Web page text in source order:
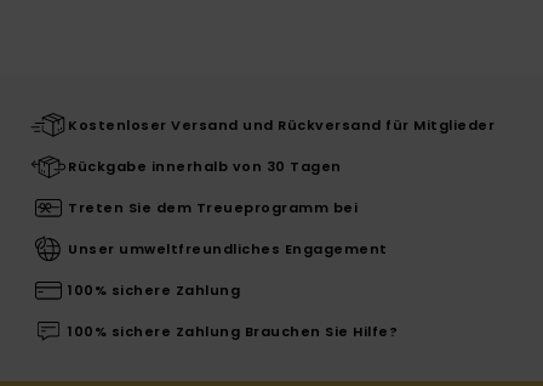
Kostenloser Versand und Rückversand für Mitglieder
Rückgabe innerhalb von 30 Tagen
Treten Sie dem Treueprogramm bei
Unser umweltfreundliches Engagement
100% sichere Zahlung
100% sichere Zahlung Brauchen Sie Hilfe?